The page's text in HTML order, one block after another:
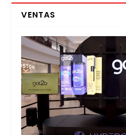
VENTAS